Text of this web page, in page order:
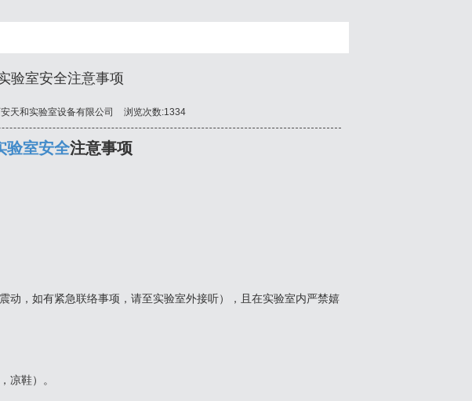
验室安全注意事项
天和实验室设备有限公司 浏览次数:1334
验室安全注意事项
动，如有紧急联络事项，请至实验室外接听），且在实验室内严禁嬉
凉鞋）。